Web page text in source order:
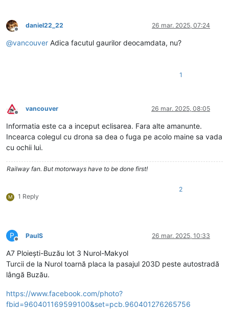
Deconectat
daniel22_22 26 mar. 2025, 07:24
@vancouver Adica facutul gaurilor deocamdata, nu?
1
Deconectat
vancouver 26 mar. 2025, 08:05
Informatia este ca a inceput eclisarea. Fara alte amanunte.
Incearca colegul cu drona sa dea o fuga pe acolo maine sa vada
cu ochii lui.
Railway fan. But motorways have to be done first!
M 1 Reply
2
P
Deconectat
PaulS 26 mar. 2025, 10:33
A7 Ploiești-Buzău lot 3 Nurol-Makyol
Turcii de la Nurol toarnă placa la pasajul 203D peste autostradă
lângă Buzău.
https://www.facebook.com/photo?
fbid=960401169599100&set=pcb.960401276265756